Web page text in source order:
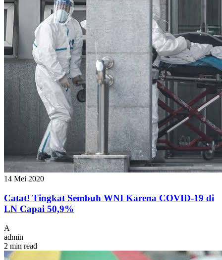
14 Mei 2020
Catat! Tingkat Sembuh WNI Karena COVID-19 di
LN Capai 50,9%
A
admin
2 min read